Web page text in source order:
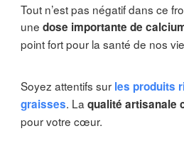
Tout n’est pas négatif dans ce
une dose importante de
point fort pour la santé de nos
Soyez attentifs sur les produits
graisses. La qualité artisanale
pour votre cœur.